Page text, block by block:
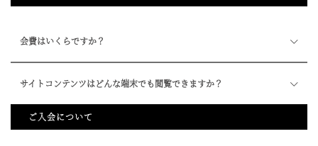
会費はいくらですか？
サイトコンテンツはどんな端末でも閲覧できますか？
ご入会について